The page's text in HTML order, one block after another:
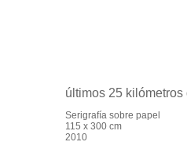
últimos 25
Serigrafía sobre papel
115 x 300 cm
2010